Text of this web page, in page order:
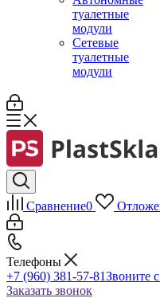
туалетные
модули
Сетевые
туалетные
модули
Сравнение0
Телефоны
+7 (960) 381-57-81Звоните
Заказать звонок